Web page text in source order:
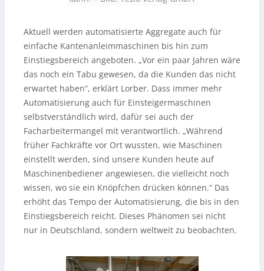
Aktuell werden automatisierte Aggregate auch für
einfache Kantenanleimmaschinen bis hin zum
Einstiegsbereich angeboten. „Vor ein paar Jahren wäre
das noch ein Tabu gewesen, da die Kunden das nicht
erwartet haben“, erklärt Lorber. Dass immer mehr
Automatisierung auch für Einsteigermaschinen
selbstverständlich wird, dafür sei auch der
Facharbeitermangel mit verantwortlich. „Während
früher Fachkräfte vor Ort wussten, wie Maschinen
einstellt werden, sind unsere Kunden heute auf
Maschinenbediener angewiesen, die vielleicht noch
wissen, wo sie ein Knöpfchen drücken können.“ Das
erhöht das Tempo der Automatisierung, die bis in den
Einstiegsbereich reicht. Dieses Phänomen sei nicht
nur in Deutschland, sondern weltweit zu beobachten.